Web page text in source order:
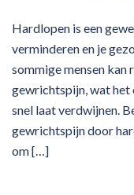
Hardlopen is een
verminderen en je
sommige mensen
gewrichtspijn, wat het
snel laat verdwijnen.
gewrichtspijn door
om […]